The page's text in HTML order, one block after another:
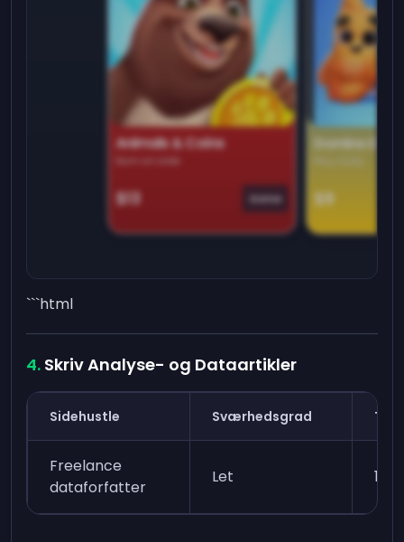
Animals & Coins
Earn on side
$13 Game
Domino
$9
```html
Skriv Analyse- og Dataartikler
Sidehustle Sværhedsgrad Tid
Freelance
dataforfatter
Let 1-2